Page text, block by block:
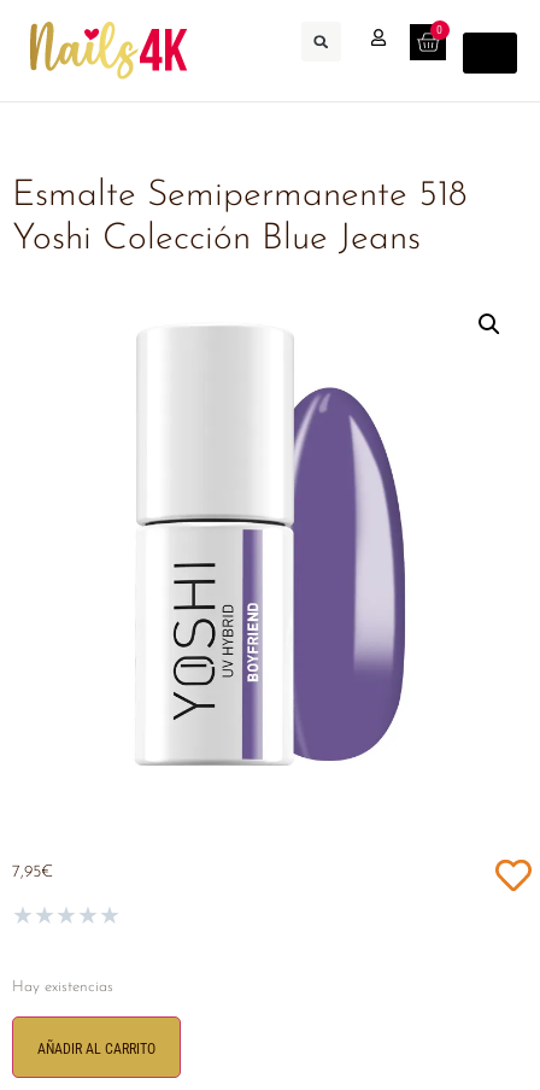
0
Esmalte Semipermanente 518
Yoshi Colección Blue Jeans
7,95€
★★★★★
Hay existencias
AÑADIR AL CARRITO